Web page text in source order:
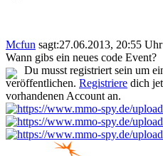
Mcfun sagt:27.06.2013, 20:55 Uhr
Wann gibs ein neues code Event?
Du musst registriert sein um
veröffentlichen. Registriere dich
vorhandenen Account an.